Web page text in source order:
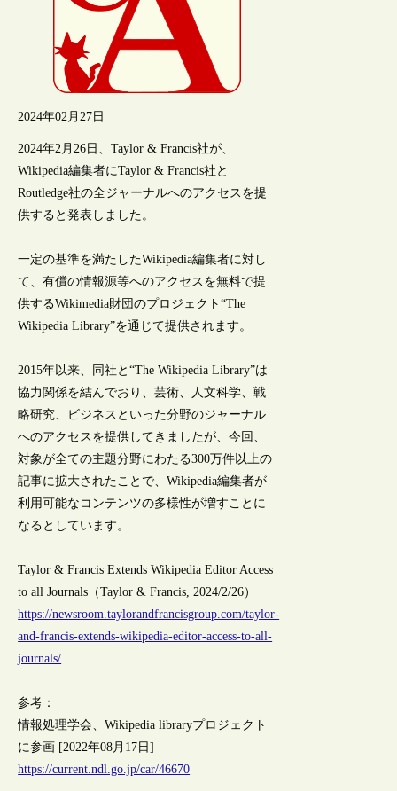
2024年02月27日
2024年2月26日、Taylor & Francis社が、
Wikipedia編集者にTaylor & Francis社と
Routledge社の全ジャーナルへのアクセスを提
供すると発表しました。
一定の基準を満たしたWikipedia編集者に対し
て、有償の情報源等へのアクセスを無料で提
供するWikimedia財団のプロジェクト“The
Wikipedia Library”を通じて提供されます。
2015年以来、同社と“The Wikipedia Library”は
協力関係を結んでおり、芸術、人文科学、戦
略研究、ビジネスといった分野のジャーナル
へのアクセスを提供してきましたが、今回、
対象が全ての主題分野にわたる300万件以上の
記事に拡大されたことで、Wikipedia編集者が
利用可能なコンテンツの多様性が増すことに
なるとしています。
Taylor & Francis Extends Wikipedia Editor Access
to all Journals（Taylor & Francis, 2024/2/26）
https://newsroom.taylorandfrancisgroup.com/taylor-
and-francis-extends-wikipedia-editor-access-to-all-
journals/
参考：
情報処理学会、Wikipedia libraryプロジェクト
に参画 [2022年08月17日]
https://current.ndl.go.jp/car/46670